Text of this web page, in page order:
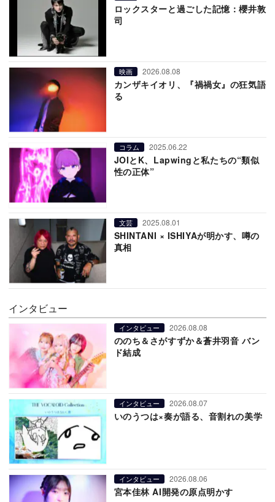
ロックスターと過ごした記憶：櫻井敦
司
映画 2026.08.08
カンザキイオリ、『禍禍女』の狂気語
る
コラム 2025.06.22
JOIとK、Lapwingと私たちの“類似
性の正体”
文芸 2025.08.01
SHINTANI × ISHIYAが明かす、噂の
真相
インタビュー
インタビュー 2026.08.08
ののち＆さがすずか＆蒼井羽音 バン
ド結成
インタビュー 2026.08.07
いのうつは×奏が語る、音割れの美学
インタビュー 2026.08.06
宮本佳林 AI開発の原点明かす